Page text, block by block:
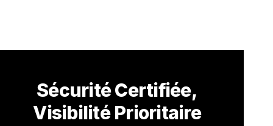
Sécurité Certifiée,
Visibilité Prioritaire